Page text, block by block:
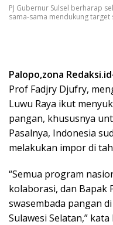
PJ Gubernur Sulsel berharap
sama-sama mendukung
Palopo,zona
Prof Fadjry Djufry,
Luwu Raya ikut
pangan, khususnya
Pasalnya, Indonesia
melakukan impor di
“Semua program
kolaborasi, dan Bapak
swasembada pangan
Sulawesi Selatan,”